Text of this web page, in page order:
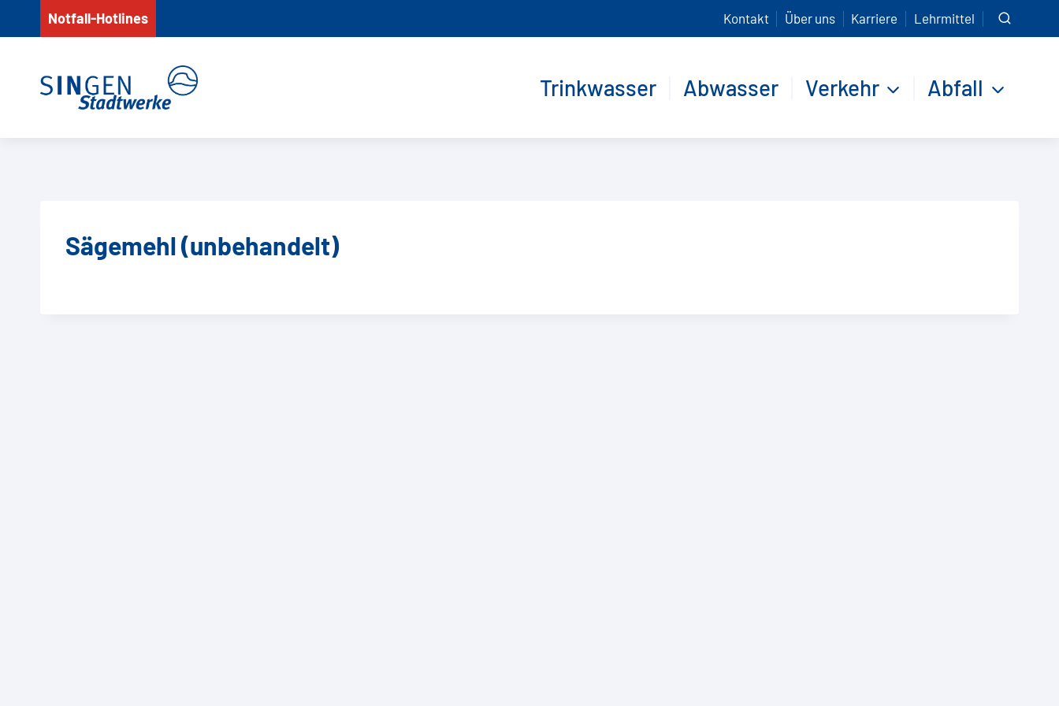
Notfall-Hotlines Kontakt Über uns Karriere Lehrmittel
Trinkwasser Abwasser Verkehr Abfall
Sägemehl (unbehandelt)